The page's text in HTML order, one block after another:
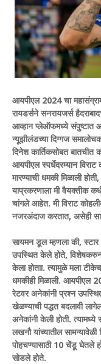
आयपीएल 2024 चा
रायडर्सने सनरायजर्स
आव्हान प्लेऑफमध्ये संपुष्टात
न्यूझीलंडच्या दिग्गज
दिनेश कार्तिकसोबत
आयपीएल स्पर्धेदरम्यान
मारण्याची धमकी मिळाली
याप्रकरणाला मी वैयक्तीक
चांगले आहेत. मी विराट
नजरअंदाज करतात, असेही
सायमन डूल म्हणला की, स्टार
उपस्थित केले होते,
केला होताा. त्यामुळे मला
धमकीही मिळाली. आयपीएल
रेटवर अनेकांनी प्रश्न
खेळण्याची पद्धत बदलावी
अनेकांनी केली होती.
लखनौ यांच्यातील
पोहचण्यासाठी 10 चेंडू घेतले
सोडले होते.